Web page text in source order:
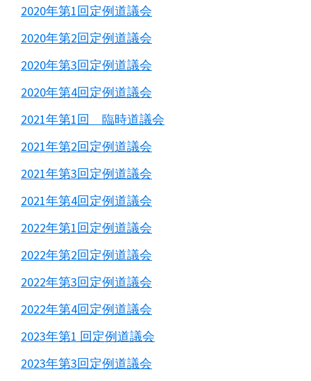
2020年第1回定例道議会
2020年第2回定例道議会
2020年第3回定例道議会
2020年第4回定例道議会
2021年第1回 臨時道議会
2021年第2回定例道議会
2021年第3回定例道議会
2021年第4回定例道議会
2022年第1回定例道議会
2022年第2回定例道議会
2022年第3回定例道議会
2022年第4回定例道議会
2023年第1 回定例道議会
2023年第3回定例道議会